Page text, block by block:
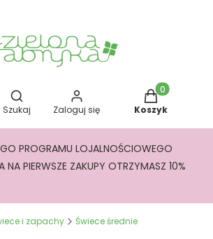
Otwórz wyszukiwarkę
Szukaj Zaloguj się
Produkty w
Koszyk
PROGRAMU LOJALNOŚCIOWEGO
NA PIERWSZE ZAKUPY OTRZYMASZ 10%
i zapachy Świece średnie